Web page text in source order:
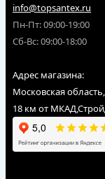
info@topsantex.ru
Пн-Пт: 09:00-19:00
Сб-Вс: 09:00-18:00
Адрес магазина:
Московская
18 км от